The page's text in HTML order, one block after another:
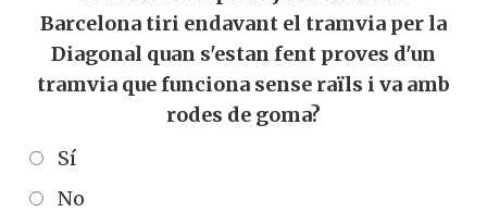
Barcelona tiri endavant el tramvia per la
Diagonal quan s'estan fent proves d'un
tramvia que funciona sense raïls i va amb
rodes de goma?
Sí
No